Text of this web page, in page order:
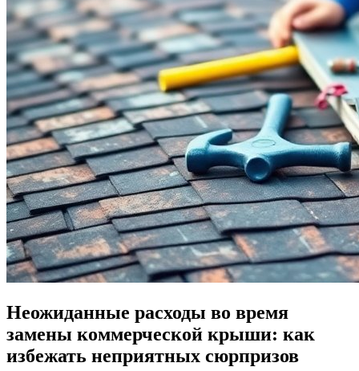
Неожиданные расходы во время
замены коммерческой крыши: как
избежать неприятных сюрпризов